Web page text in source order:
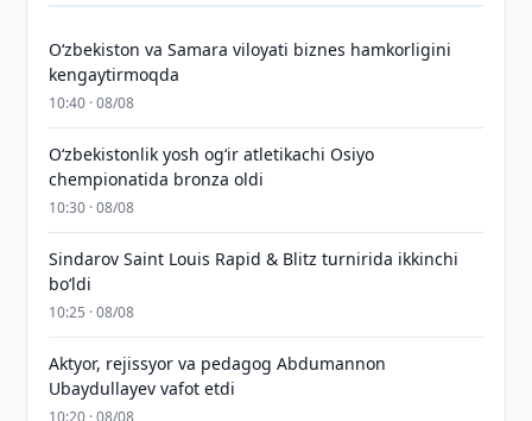
Oʻzbekiston va Samara viloyati biznes hamkorligini
kengaytirmoqda
10:40 · 08/08
O‘zbekistonlik yosh og‘ir atletikachi Osiyo
chempionatida bronza oldi
10:30 · 08/08
Sindarov Saint Louis Rapid & Blitz turnirida ikkinchi
bo‘ldi
10:25 · 08/08
Aktyor, rejissyor va pedagog Abdumannon
Ubaydullayev vafot etdi
10:20 · 08/08